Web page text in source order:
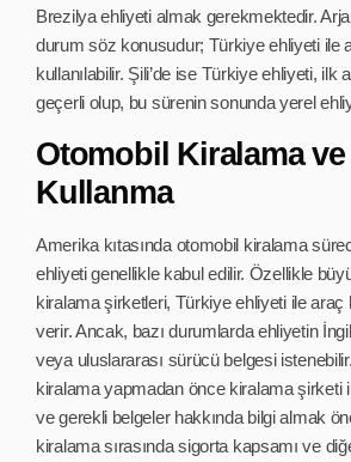
Brezilya ehliyeti almak gerekmektedir.
durum söz konusudur; Türkiye ehliyeti ile
kullanılabilir. Şili’de ise Türkiye ehliyeti, ilk
geçerli olup, bu sürenin sonunda yerel
Otomobil Kiralama
Kullanma
Amerika kıtasında otomobil kiralama
ehliyeti genellikle kabul edilir. Özellikle
kiralama şirketleri, Türkiye ehliyeti ile
verir. Ancak, bazı durumlarda ehliyetin
veya uluslararası sürücü belgesi
kiralama yapmadan önce kiralama şirketi
ve gerekli belgeler hakkında bilgi almak
kiralama sırasında sigorta kapsamı ve